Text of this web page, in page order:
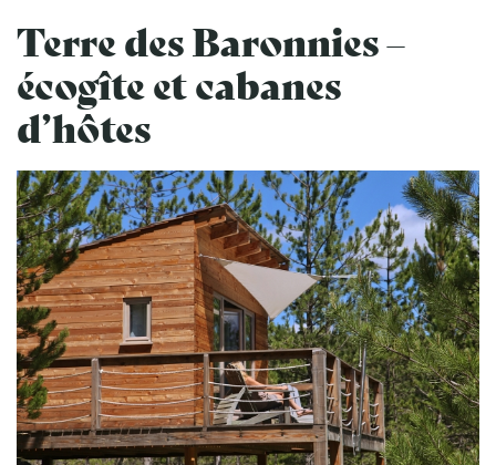
Terre des Baronnies –
écogîte et cabanes
d’hôtes